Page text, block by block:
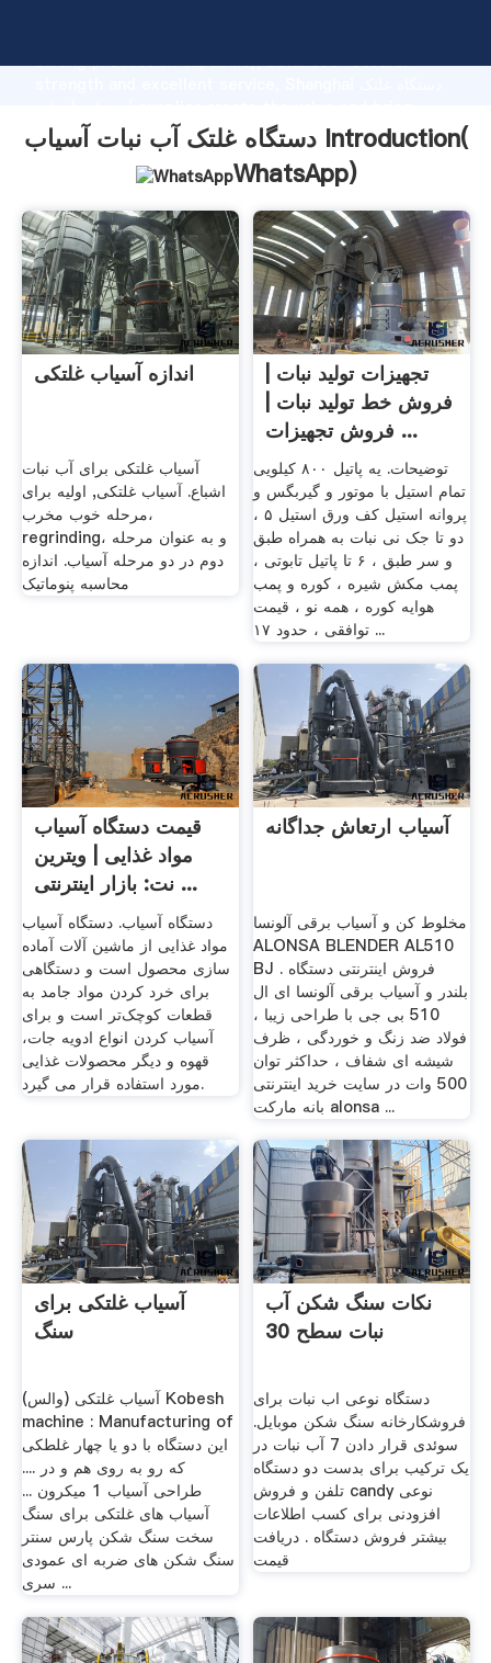
strong production capability, advanced research
values to all of customers.
دستگاه غلتک آب نبات آسیاب Introduction(
WhatsApp)
اندازه آسیاب غلتکی
آسیاب غلتکی برای آب نبات
اشباع. آسیاب غلتکی, اولیه برای
مرحله خوب مخرب،
regrinding، و به عنوان مرحله
دوم در دو مرحله آسیاب. اندازه
محاسبه پنوماتیک
تجهیزات تولید نبات |
فروش خط تولید نبات |
فروش تجهیزات ...
توضیحات. یه پاتیل ۸۰۰ کیلویی
تمام استیل با موتور و گیربگس و
پروانه استیل کف ورق استیل ۵ ،
دو تا جک نی نبات به همراه طبق
و سر طبق ، ۶ تا پاتیل تابوتی ،
پمب مکش شیره ، کوره و پمب
هوایه کوره ، همه نو ، قیمت
توافقی ، حدود ۱۷ ...
قیمت دستگاه آسیاب
مواد غذایی | ویترین
نت: بازار اینترنتی ...
دستگاه آسیاب. دستگاه آسیاب
مواد غذایی از ماشین آلات آماده
سازی محصول است و دستگاهی
برای خرد کردن مواد جامد به
قطعات کوچک‌تر است و برای
آسیاب کردن انواع ادویه جات،
قهوه و دیگر محصولات غذایی
مورد استفاده قرار می گیرد.
آسیاب ارتعاش جداگانه
مخلوط کن و آسیاب برقی آلونسا
ALONSA BLENDER AL510
BJ . فروش اینترنتی دستگاه
بلندر و آسیاب برقی آلونسا ای ال
510 بی جی با طراحی زیبا ،
فولاد ضد زنگ و خوردگی ، ظرف
شیشه ای شفاف ، حداکثر توان
500 وات در سایت خرید اینترنتی
بانه مارکت alonsa ...
آسیاب غلتکی برای
سنگ
آسیاب غلتکی (والس) Kobesh
machine : Manufacturing of
این دستگاه با دو یا چهار غلطکی
که رو به روی هم و در ....
طراحی آسیاب 1 میکرون ...
آسیاب های غلتکی برای سنگ
سخت سنگ شکن پارس سنتر
سنگ شکن های ضربه ای عمودی
سری ...
نکات سنگ شکن آب
نبات سطح 30
دستگاه نوعی اب نبات برای
فروشکارخانه سنگ شکن موبایل.
سوئدی قرار دادن 7 آب نبات در
یک ترکیب برای بدست دو دستگاه
تلفن و فروش candy نوعی
افزودنی برای کسب اطلاعات
بیشتر فروش دستگاه . دریافت
قیمت